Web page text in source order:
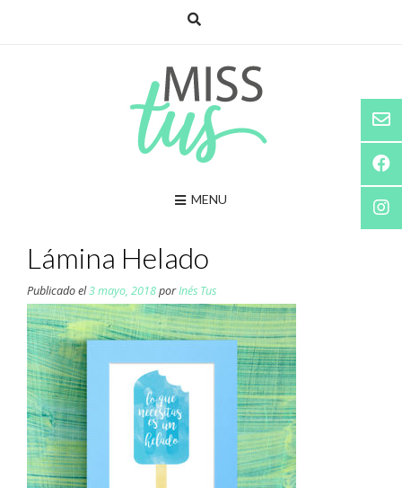
MENU
Lámina Helado
Publicado el3 mayo, 2018porInés Tus